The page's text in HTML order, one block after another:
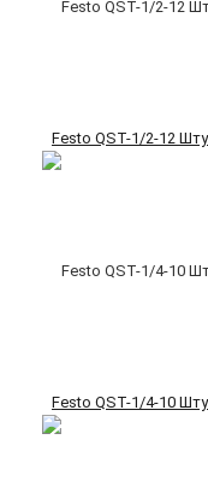
Festo QST-1/2-12
Festo QST-1/4-10